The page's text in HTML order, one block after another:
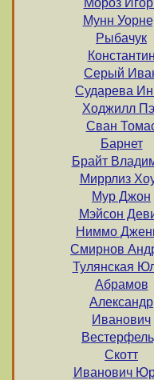
Мороз
Мунн
Рыбачук
Константин
Серый
Сударева
Ходжилл
Сван
Барнет
Брайт
Миррлиз
Мур Джон
Мэйсон
Ниммо
Смирнов
Тулянская
Абрамов
Александр
Иванович
Скотт
Иванович